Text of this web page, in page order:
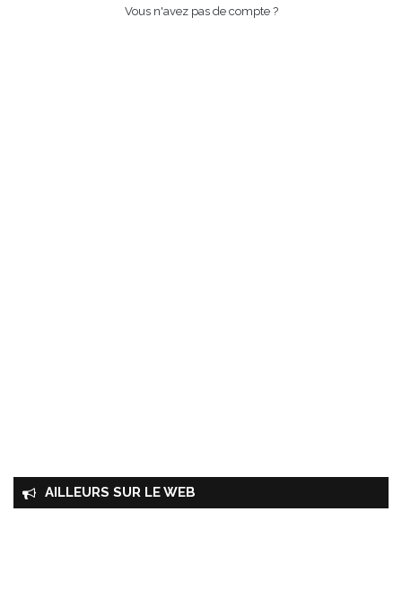
Vous n'avez pas de compte ?
AILLEURS SUR LE WEB